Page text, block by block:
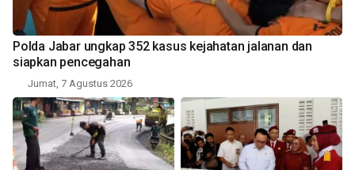
Polda Jabar ungkap 352 kasus kejahatan jalanan dan
siapkan pencegahan
Jumat, 7 Agustus 2026